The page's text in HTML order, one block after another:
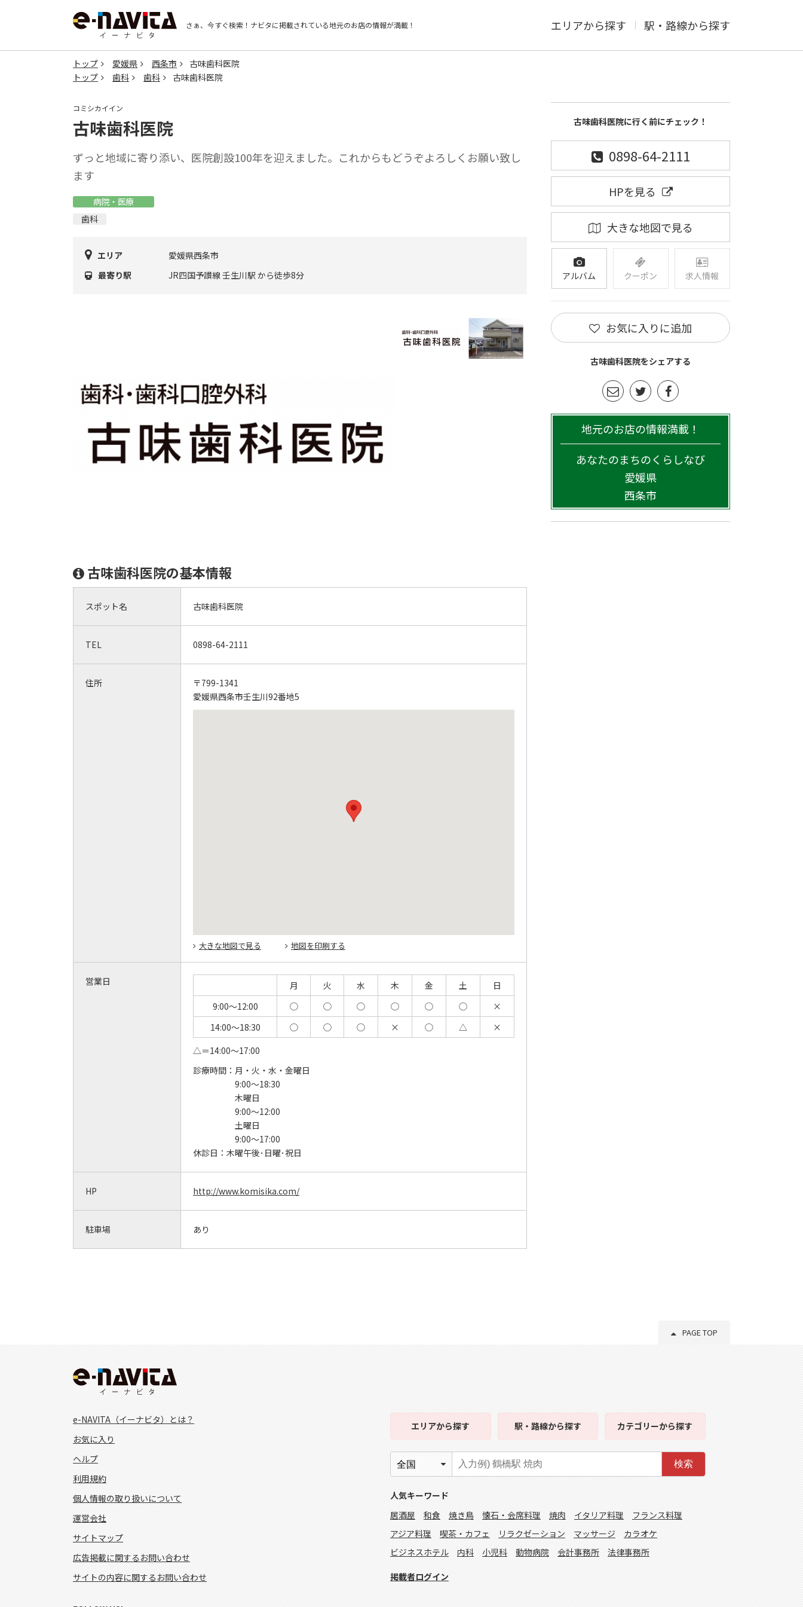
さぁ、今すぐ検索！ ナビタに掲載されている地元のお店の情報が満載！ エリアから探す 駅・路線から探す
トップ 愛媛県 西条市
古味歯科医院
トップ
歯科 歯科 古味歯科医院
コミシカイイン
古味歯科医院
ずっと地域に寄り添い、医院創設100年を迎えました。これからもどうぞよろしくお願い致し
ます
病院・医療
歯科
エリア
愛媛県西条市
最寄り駅
JR四国予讃線 壬生川駅 から徒歩8分
古味歯科医院の基本情報
スポット名 古味歯科医院
TEL 0898-64-2111
住所
〒799-1341
愛媛県西条市壬生川92番地5
大きな地図で見る 地図を印刷する
営業日 月 火 水 木 金 土
日
9:00～12:00
◯ ◯ ◯ ◯ ◯ ◯
×
14:00～18:30
◯ ◯ ◯ × ◯ △
×
△＝14:00～17:00
診療時間： 月・火・水・金曜日
9:00～18:30
木曜日
9:00～12:00
土曜日
9:00～17:00
休診日： 木曜午後･日曜･祝日
HP http://www.komisika.com/
駐車場 あり
古味歯科医院に行く前にチェック！
0898-64-2111
HPを見る
大きな地図で見る
アルバム クーポン 求人情報
お気に入りに追加
古味歯科医院をシェアする
地元のお店の情報満載！
あなたのまちのくらしなび
愛媛県
西条市
PAGE TOP
e-NAVITA（イーナビタ）とは？
お気に入り
ヘルプ
利用規約
個人情報の取り扱いについて
運営会社
サイトマップ
広告掲載に関するお問い合わせ
サイトの内容に関するお問い合わせ
エリアから探す 駅・路線から探す カテゴリーから探す
検索
人気キーワード
居酒屋
和食 焼き鳥 懐石・会席料理 焼肉 イタリア料理
フランス料理
アジア料理
喫茶・カフェ リラクゼーション マッサージ
カラオケ
ビジネスホテル
内科 小児科 動物病院 会計事務所 法律事務所
掲載者ログイン